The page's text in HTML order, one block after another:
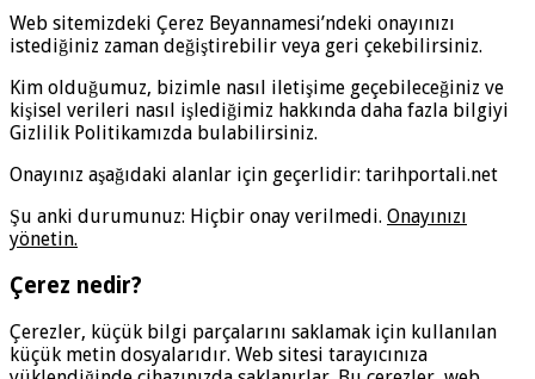
Web sitemizdeki Çerez Beyannamesi’ndeki onayınızı
istediğiniz zaman değiştirebilir veya geri çekebilirsiniz.
Kim olduğumuz, bizimle nasıl iletişime geçebileceğiniz ve
kişisel verileri nasıl işlediğimiz hakkında daha fazla bilgiyi
Gizlilik Politikamızda bulabilirsiniz.
Onayınız aşağıdaki alanlar için geçerlidir: tarihportali.net
Şu anki durumunuz: Hiçbir onay verilmedi. Onayınızı
yönetin.
Çerez nedir?
Çerezler, küçük bilgi parçalarını saklamak için kullanılan
küçük metin dosyalarıdır. Web sitesi tarayıcınıza